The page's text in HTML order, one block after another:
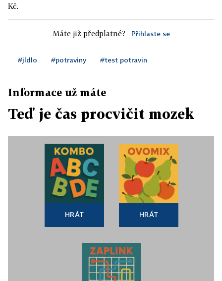
Kč.
Máte již předplatné? Přihlaste se
#jídlo #potraviny #test potravin
Informace už máte
Teď je čas procvičit mozek
HRÁT HRÁT